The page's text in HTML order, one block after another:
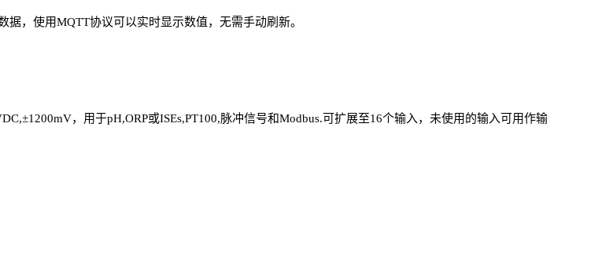
，使用MQTT协议可以实时显示数值，无需手动刷新。
，用于pH,ORP或ISEs,PT100,脉冲信号和Modbus.可扩展至16个输入，未使用的输入可用作输